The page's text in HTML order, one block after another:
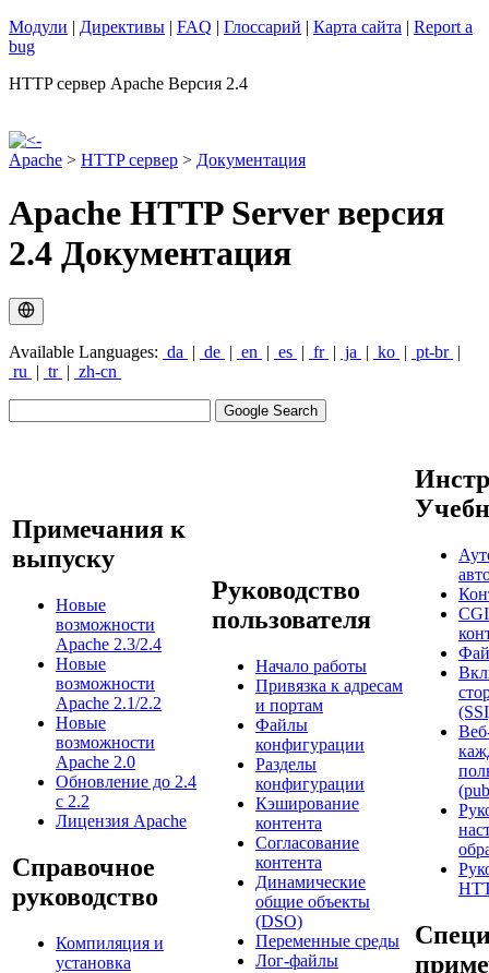
Модули | Директивы | FAQ | Глоссарий | Карта сайта | Report a
bug
HTTP сервер Apache Версия 2.4
Apache > HTTP сервер > Документация
Apache HTTP Server версия
2.4 Документация
Available Languages: da | de | en | es | fr | ja | ko | pt-br |
ru | tr | zh-cn
Примечания к
выпуску
Новые
возможности
Apache 2.3/2.4
Новые
возможности
Apache 2.1/2.2
Новые
возможности
Apache 2.0
Обновление до 2.4
с 2.2
Лицензия Apache
Справочное
руководство
Компиляция и
установка
Руководство
пользователя
Начало работы
Привязка к адресам
и портам
Файлы
конфигурации
Разделы
конфигурации
Кэширование
контента
Согласование
контента
Динамические
общие объекты
(DSO)
Переменные среды
Лог-файлы